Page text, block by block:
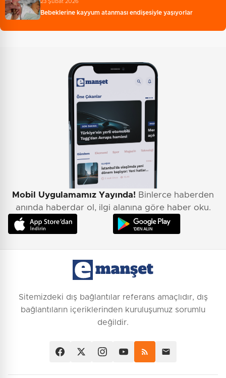
23 Şubat 2026
Bebeklerine kayyum atanması endişesiyle yaşıyorlar
Mobil Uygulamamız Yayında! Binlerce haberden
anında haberdar ol, ilgi alanına göre haber oku.
Sitemizdeki dış bağlantılar referans amaçlıdır, dış
bağlantıların içeriklerinden kuruluşumuz sorumlu
değildir.